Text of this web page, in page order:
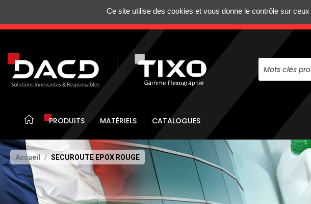
N'HÉSITEZ PAS À NOUS
PRODUITS MATÉRIELS CATALOGUES
Accueil SECUROUTE EPOX ROUGE
Ce site utilise des cookies et vous donne le contrôle sur